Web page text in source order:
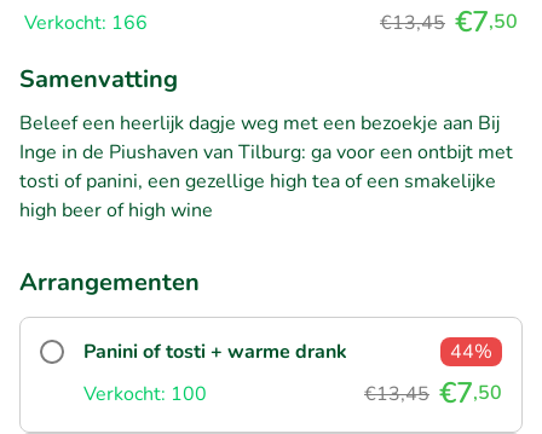
Verkocht: 166 €13,45 €7,50
Samenvatting
Beleef een heerlijk dagje weg met een bezoekje aan Bij
Inge in de Piushaven van Tilburg: ga voor een ontbijt met
tosti of panini, een gezellige high tea of een smakelijke
high beer of high wine
Arrangementen
Panini of tosti + warme drank
44%
Verkocht: 100
€13,45 €7,50